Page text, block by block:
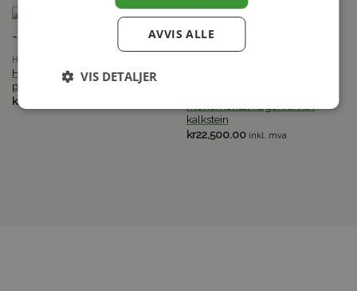
HADDONSTONE
Heritage planter Medium –
plantekasse i støpt stein
kr
monumental hagekrukke i
kalkstein
kr22,500.00 inkl. mva
AVVIS ALLE
VIS DETALJER